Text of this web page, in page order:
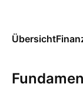
Übersicht